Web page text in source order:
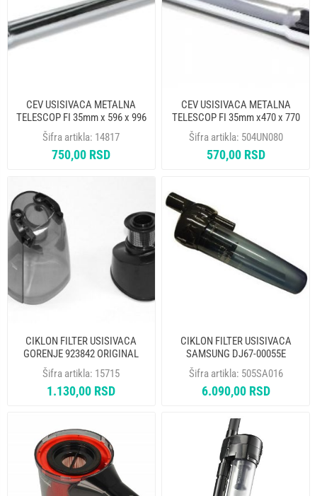
CEV USISIVACA METALNA
TELESCOP FI 35mm x 596 x 996
Šifra artikla: 14817
750,00 RSD
CEV USISIVACA METALNA
TELESCOP FI 35mm x470 x 770
Šifra artikla: 504UN080
570,00 RSD
CIKLON FILTER USISIVACA
GORENJE 923842 ORIGINAL
Šifra artikla: 15715
1.130,00 RSD
CIKLON FILTER USISIVACA
SAMSUNG DJ67-00055E
ORIGINAL
Šifra artikla: 505SA016
6.090,00 RSD